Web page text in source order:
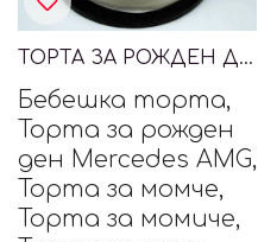
ТОРТА ЗА РОЖДЕН ДЕН MERCEDES AMG
Бебешка торта,
Торта за рожден
ден Mercedes AMG,
Торта за момче,
Торта за момиче,